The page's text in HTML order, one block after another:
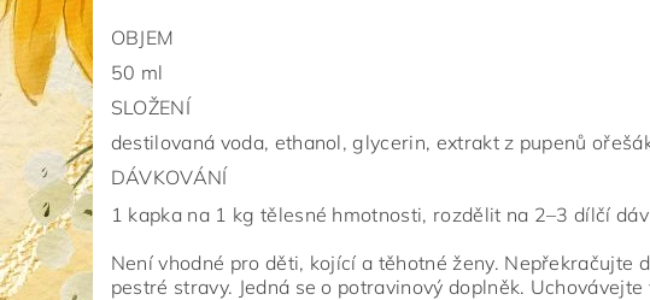
OBJEM
50 ml
SLOŽENÍ
destilovaná voda, ethanol, glycerin, extrakt z pupenů
DÁVKOVÁNÍ
1 kapka na 1 kg tělesné hmotnosti, rozdělit na 2–3 dílčí
Není vhodné pro děti, kojící a těhotné ženy. Nepřekračujte
pestré stravy. Jedná se o potravinový doplněk.